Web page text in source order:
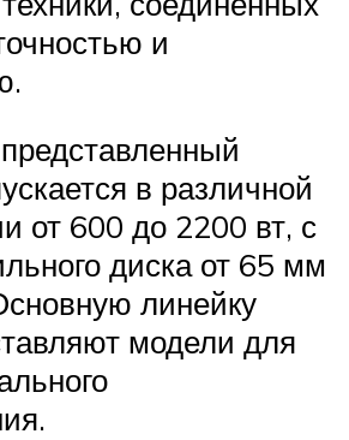
и
в различной
от 600 до 2200 вт, с
диска от 65 мм
линейку
модели для